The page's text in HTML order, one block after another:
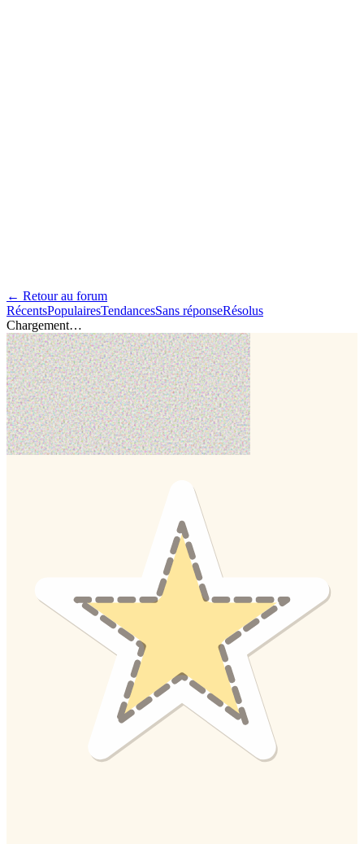
← Retour au forum
RécentsPopulairesTendancesSans réponseRésolus
Chargement…